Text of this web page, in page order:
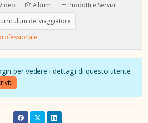
Album
Prodotti e Servizi
del viaggiatore
per vedere i dettagli di questo utente